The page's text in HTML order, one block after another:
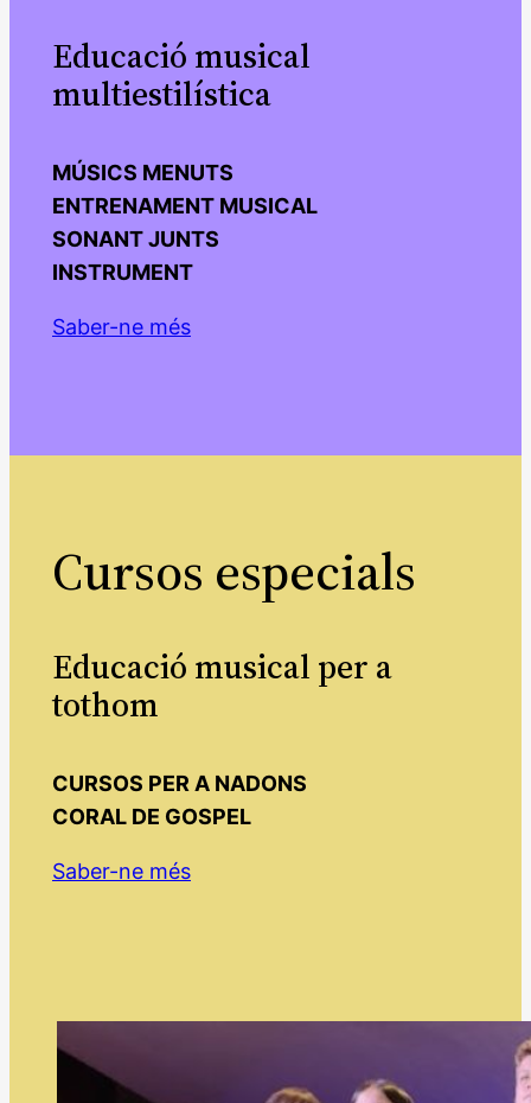
Educació musical
multiestilística
MÚSICS MENUTS
ENTRENAMENT MUSICAL
SONANT JUNTS
INSTRUMENT
Saber-ne més
Cursos especials
Educació musical per a
tothom
CURSOS PER A NADONS
CORAL DE GOSPEL
Saber-ne més